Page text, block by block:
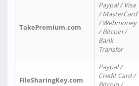
TakePremium.com
Paypal / Visa
/ MasterCard
/ Webmoney
/ Bitcoin /
Bank
Transfer
FileSharingKey.com
Paypal /
Credit Card /